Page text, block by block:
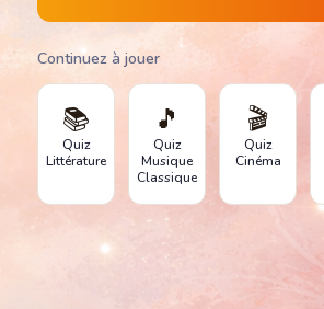
Continuez à jouer
📚
Quiz
Littérature
🎵
Quiz
Musique
Classique
🎬
Quiz
Cinéma